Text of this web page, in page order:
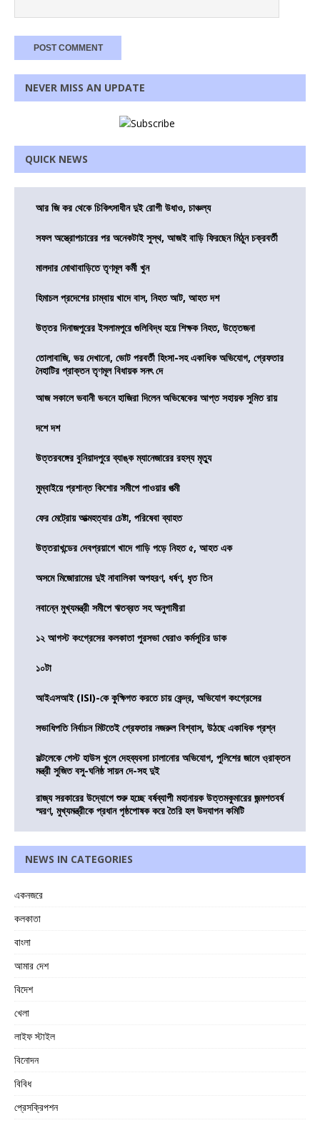
NEVER MISS AN UPDATE
QUICK NEWS
আর জি কর থেকে চিকিৎসাধীন দুই রোগী উধাও, চাঞ্চল্য
সফল অস্ত্রোপচারের পর অনেকটাই সুস্থ, আজই বাড়ি ফিরছেন মিঠুন চক্রবর্তী
মালদার মোথাবাড়িতে তৃণমূল কর্মী খুন
হিমাচল প্রদেশের চাম্বায় খাদে বাস, নিহত আট, আহত দশ
উত্তর দিনাজপুরের ইসলামপুরে গুলিবিদ্ধ হয়ে শিক্ষক নিহত, উত্তেজনা
তোলাবাজি, ভয় দেখানো, ভোট পরবর্তী হিংসা-সহ একাধিক অভিযোগ, গ্রেফতার
নৈহাটির প্রাক্তন তৃণমূল বিধায়ক সনৎ দে
আজ সকালে ভবানী ভবনে হাজিরা দিলেন অভিষেকের আপ্ত সহায়ক সুমিত রায়
দশে দশ
উত্তরবঙ্গের বুনিয়াদপুরে ব্যাঙ্ক ম্যানেজারের রহস্য মৃত্যু
মুম্বাইয়ে প্রশান্ত কিশোর সমীপে পাওয়ার পত্মী
ফের মেট্রোয় আত্মহত্যার চেষ্টা, পরিষেবা ব্যাহত
উত্তরাখন্ডের দেবপ্রয়াগে খাদে গাড়ি পড়ে নিহত ৫, আহত এক
অসমে মিজোরামের দুই নাবালিকা অপহরণ, ধর্ষণ, ধৃত তিন
নবান্নে মুখ্যমন্ত্রী সমীপে ঋতব্রত সহ অনুগামীরা
১২ আগস্ট কংগ্রেসের কলকাতা পুরসভা ঘেরাও কর্মসূচির ডাক
১০টা
আইএসআই (ISI)-কে কুক্ষিগত করতে চায় কেন্দ্র, অভিযোগ কংগ্রেসের
সভাধিপতি নির্বাচন মিটতেই গ্রেফতার নজরুল বিশ্বাস, উঠছে একাধিক প্রশ্ন
সল্টলেকে গেস্ট হাউস খুলে দেহব্যবসা চালানোর অভিযোগ, পুলিশের জালে ও্রাক্তন
মন্ত্রী সুজিত বসু-ঘনিষ্ঠ সায়ন দে-সহ দুই
রাজ্য সরকারের উদ্যোগে শুরু হচ্ছে বর্ষব্যাপী মহানায়ক উত্তমকুমারের জন্মশতবর্ষ
স্মরণ, মুখ্যমন্ত্রীকে প্রধান পৃষ্ঠপোষক করে তৈরি হল উদযাপন কমিটি
NEWS IN CATEGORIES
একনজরে
কলকাতা
বাংলা
আমার দেশ
বিদেশ
খেলা
লাইফ স্টাইল
বিনোদন
বিবিধ
প্রেসক্রিপশন